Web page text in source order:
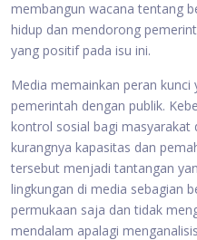
membangun wacana tentang
hidup dan mendorong
yang positif pada isu ini.
Media memainkan peran
pemerintah dengan publik.
kontrol sosial bagi masyarakat
kurangnya kapasitas dan
tersebut menjadi tantangan
lingkungan di media sebagian
permukaan saja dan tidak
mendalam apalagi